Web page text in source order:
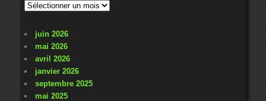
Articles
juin 2026
mai 2026
avril 2026
janvier 2026
septembre 2025
mai 2025